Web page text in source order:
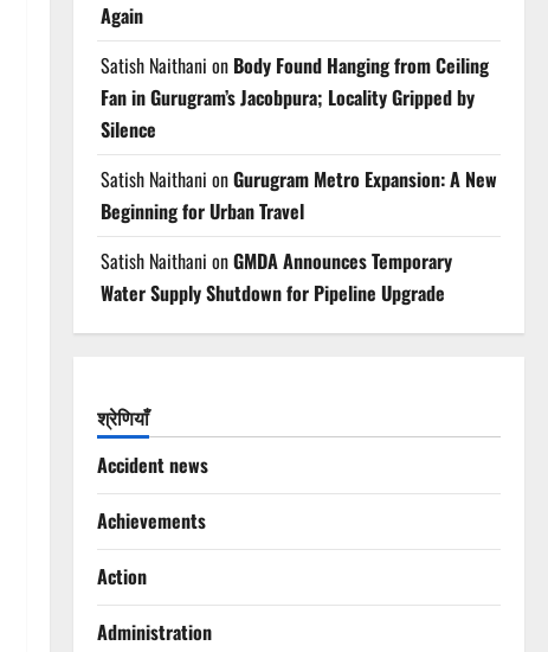
Again
Satish Naithani on Body Found Hanging from Ceiling
Fan in Gurugram’s Jacobpura; Locality Gripped by
Silence
Satish Naithani onGurugram Metro Expansion: A New
Beginning for Urban Travel
Satish Naithani onGMDA Announces Temporary
Water Supply Shutdown for Pipeline Upgrade
श्रेणियाँ
Accident news
Achievements
Action
Administration